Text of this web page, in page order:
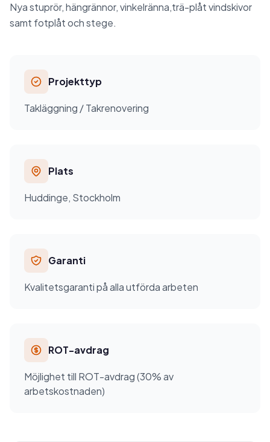
Nya stuprör, hängrännor, vinkelränna,trä-plåt vindskivor
samt fotplåt och stege.
Projekttyp
Takläggning / Takrenovering
Plats
Huddinge, Stockholm
Garanti
Kvalitetsgaranti på alla utförda arbeten
ROT-avdrag
Möjlighet till ROT-avdrag (30% av
arbetskostnaden)